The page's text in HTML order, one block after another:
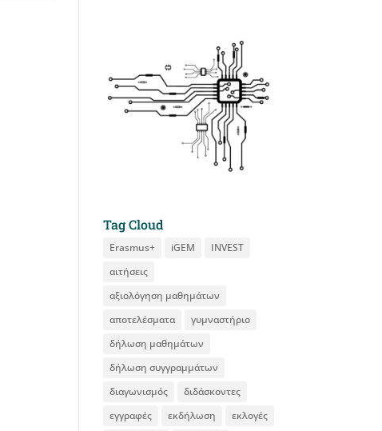
Tag Cloud
Erasmus+ iGEM
INVEST
αιτήσεις
αξιολόγηση μαθημάτων
αποτελέσματα
γυμναστήριο
δήλωση μαθημάτων
δήλωση συγγραμμάτων
διαγωνισμός
διδάσκοντες
εγγραφές
εκδήλωση
εκλογές